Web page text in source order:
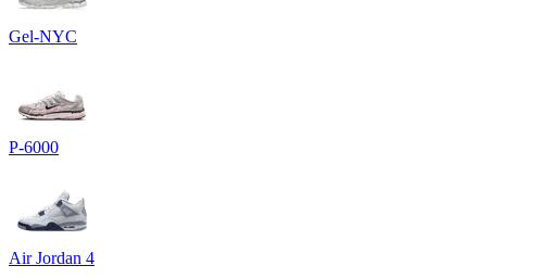
Gel-NYC
P-6000
Air Jordan 4